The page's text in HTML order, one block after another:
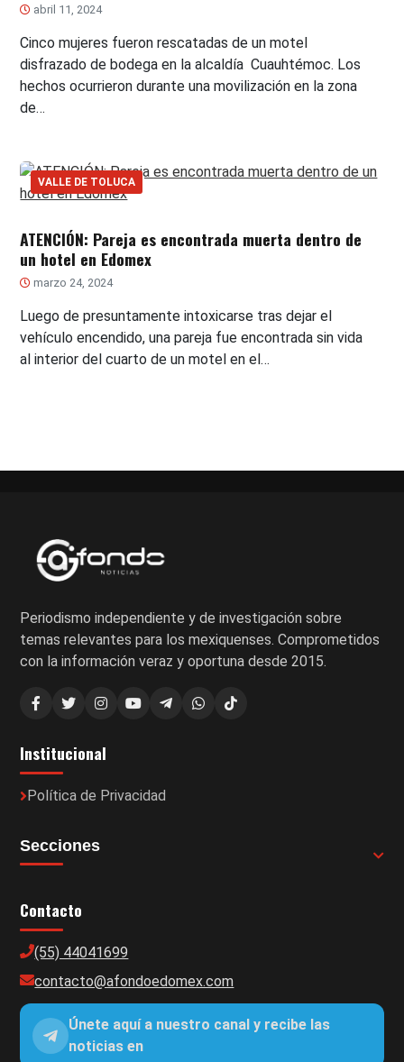
abril 11, 2024
Cinco mujeres fueron rescatadas de un motel
disfrazado de bodega en la alcaldía Cuauhtémoc. Los
hechos ocurrieron durante una movilización en la zona
de…
VALLE DE TOLUCA
ATENCIÓN: Pareja es encontrada muerta dentro de
un hotel en Edomex
marzo 24, 2024
Luego de presuntamente intoxicarse tras dejar el
vehículo encendido, una pareja fue encontrada sin vida
al interior del cuarto de un motel en el…
Periodismo independiente y de investigación sobre
temas relevantes para los mexiquenses. Comprometidos
con la información veraz y oportuna desde 2015.
Institucional
Política de Privacidad
Secciones
Contacto
(55) 44041699
contacto@afondoedomex.com
Únete aquí a nuestro canal y recibe las
noticias en